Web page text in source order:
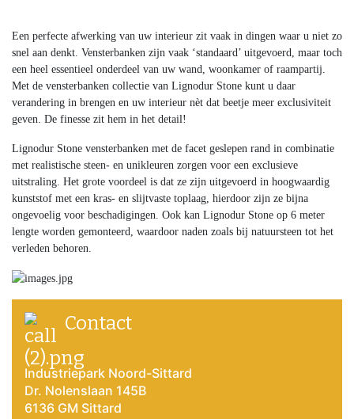
Een perfecte afwerking van uw interieur zit vaak in dingen waar u niet zo
snel aan denkt. Vensterbanken zijn vaak ‘standaard’ uitgevoerd, maar toch
een heel essentieel onderdeel van uw wand, woonkamer of raampartij.
Met de vensterbanken collectie van Lignodur Stone kunt u daar
verandering in brengen en uw interieur nèt dat beetje meer exclusiviteit
geven. De finesse zit hem in het detail!
Lignodur Stone vensterbanken met de facet geslepen rand in combinatie
met realistische steen- en unikleuren zorgen voor een exclusieve
uitstraling. Het grote voordeel is dat ze zijn uitgevoerd in hoogwaardig
kunststof met een kras- en slijtvaste toplaag, hierdoor zijn ze bijna
ongevoelig voor beschadigingen. Ook kan Lignodur Stone op 6 meter
lengte worden gemonteerd, waardoor naden zoals bij natuursteen tot het
verleden behoren.
Contact
Industriepark Noord-Sittard
Dr. Nolenslaan 145B
6136 GM Sittard